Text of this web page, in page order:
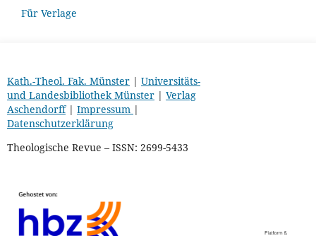
Für Verlage
Kath.-Theol. Fak. Münster| Universitäts-
und Landesbibliothek Münster| Verlag
Aschendorff| Impressum |
Datenschutzerklärung
Theologische Revue – ISSN: 2699-5433